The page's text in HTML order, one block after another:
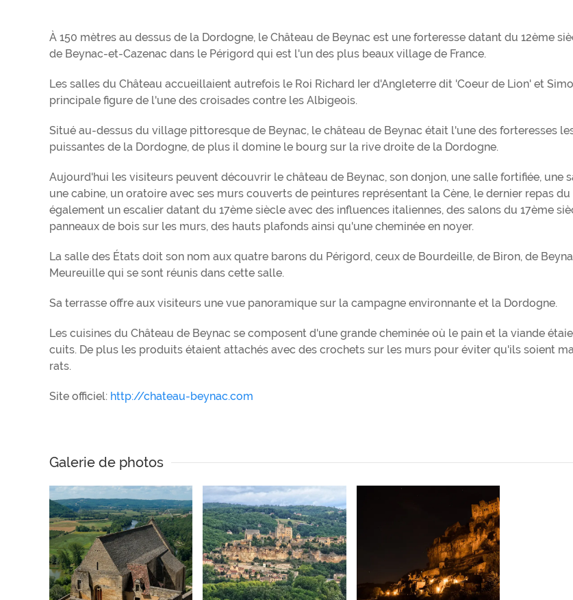
À 150 mètres au dessus de la Dordogne, le Château de Beynac est une forteresse datant du 12ème
de Beynac-et-Cazenac dans le Périgord qui est l'un des plus beaux village de France.
Les salles du Château accueillaient autrefois le Roi Richard Ier d'Angleterre dit 'Coeur de Lion' et
principale figure de l'une des croisades contre les Albigeois.
Situé au-dessus du village pittoresque de Beynac, le château de Beynac était l'une des forteresses
puissantes de la Dordogne, de plus il domine le bourg sur la rive droite de la Dordogne.
Aujourd'hui les visiteurs peuvent découvrir le château de Beynac, son donjon, une salle fortifiée, une
une cabine, un oratoire avec ses murs couverts de peintures représentant la Cène, le dernier repas du
également un escalier datant du 17ème siècle avec des influences italiennes, des salons du 17ème
panneaux de bois sur les murs, des hauts plafonds ainsi qu'une cheminée en noyer.
La salle des États doit son nom aux quatre barons du Périgord, ceux de Bourdeille, de Biron, de
Meureuille qui se sont réunis dans cette salle.
Sa terrasse offre aux visiteurs une vue panoramique sur la campagne environnante et la Dordogne.
Les cuisines du Château de Beynac se composent d'une grande cheminée où le pain et la viande
cuits. De plus les produits étaient attachés avec des crochets sur les murs pour éviter qu'ils soient
rats.
Site officiel: http://chateau-beynac.com
Galerie de photos